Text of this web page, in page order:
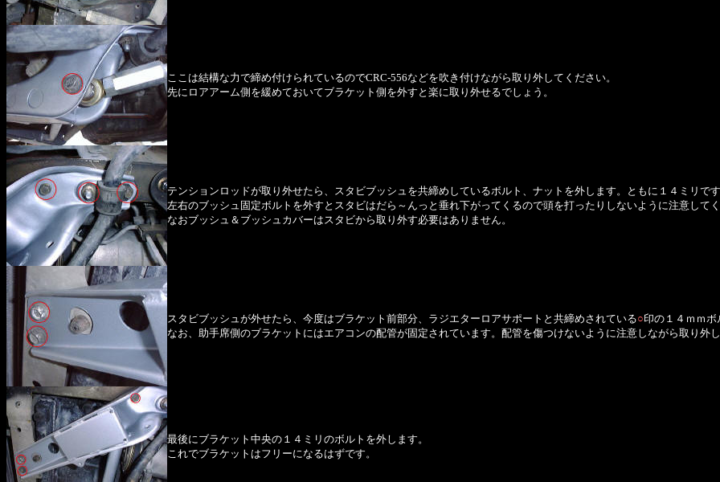
ここは結構な力で締め付けられているのでCRC-556などを吹き付けながら取り外してください。
先にロアアーム側を緩めておいてブラケット側を外すと楽に取り外せるでしょう。
テンションロッドが取り外せたら、スタビブッシュを共締めしているボルト、ナットを外します。ともに１４ミリです
左右のブッシュ固定ボルトを外すとスタビはだら～んっと垂れ下がってくるので頭を打ったりしないように注意してく
なおブッシュ＆ブッシュカバーはスタビから取り外す必要はありません。
スタビブッシュが外せたら、今度はブラケット前部分、ラジエターロアサポートと共締めされている○印の１４ｍｍボ
なお、助手席側のブラケットにはエアコンの配管が固定されています。配管を傷つけないように注意しながら取り外し
最後にブラケット中央の１４ミリのボルトを外します。
これでブラケットはフリーになるはずです。